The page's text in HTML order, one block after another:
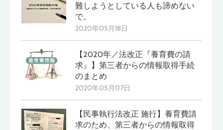
難しようとしている人も諦めない
で。
2020年05月18日
【2020年／法改正『養育費の請
求』】第三者からの情報取得手続
のまとめ
2020年05月07日
【民事執行法改正 施行】養育費請
求のため、第三者からの情報取得